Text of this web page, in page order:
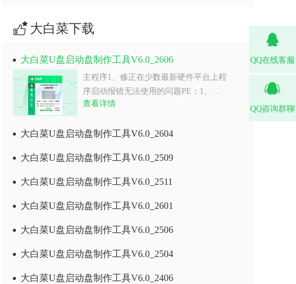
大白菜下载
大白菜U盘启动盘制作工具V6.0_2606
主程序1、修正在少数最新硬件平台上程
序启动报错无法使用的问题PE：1、…
查看详情
大白菜U盘启动盘制作工具V6.0_2604
大白菜U盘启动盘制作工具V6.0_2509
大白菜U盘启动盘制作工具V6.0_2511
大白菜U盘启动盘制作工具V6.0_2601
大白菜U盘启动盘制作工具V6.0_2506
大白菜U盘启动盘制作工具V6.0_2504
大白菜U盘启动盘制作工具V6.0_2406
QQ在线客服
QQ咨询群聊